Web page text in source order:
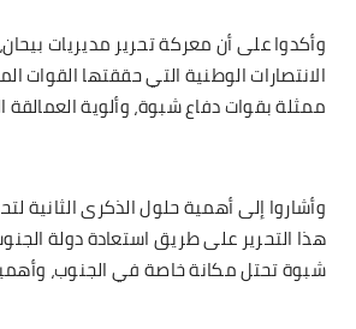
وأكدوا على أن معركة تحرير مديريات
الانتصارات الوطنية التي حققتها القوات
ممثلة بقوات دفاع شبوة، وألوية العمالقة
وأشاروا إلى أهمية حلول الذكرى الثانية
هذا التحرير على طريق استعادة دولة
شبوة تحتل مكانة خاصة في الجنوب،